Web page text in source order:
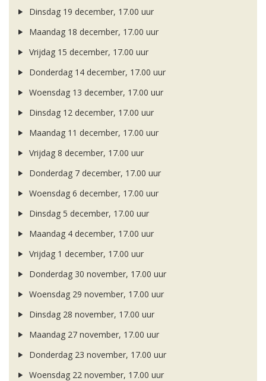
Dinsdag 19 december, 17.00 uur
Maandag 18 december, 17.00 uur
Vrijdag 15 december, 17.00 uur
Donderdag 14 december, 17.00 uur
Woensdag 13 december, 17.00 uur
Dinsdag 12 december, 17.00 uur
Maandag 11 december, 17.00 uur
Vrijdag 8 december, 17.00 uur
Donderdag 7 december, 17.00 uur
Woensdag 6 december, 17.00 uur
Dinsdag 5 december, 17.00 uur
Maandag 4 december, 17.00 uur
Vrijdag 1 december, 17.00 uur
Donderdag 30 november, 17.00 uur
Woensdag 29 november, 17.00 uur
Dinsdag 28 november, 17.00 uur
Maandag 27 november, 17.00 uur
Donderdag 23 november, 17.00 uur
Woensdag 22 november, 17.00 uur